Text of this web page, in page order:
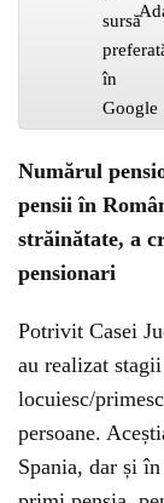
Numărul
pensii în
străinătate, a
pensionari
Potrivit Casei
au realizat
locuiesc/
persoane.
Spania, dar și